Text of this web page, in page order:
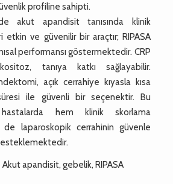
profiline sahipti.
akut apandisit tanısında klinik
etkin ve güvenilir bir araçtır; RIPASA
performansı göstermektedir. CRP
tanıya katkı sağlayabilir.
açık cerrahiye kıyasla kısa
ile güvenli bir seçenektir. Bu
hem klinik skorlama
laparoskopik cerrahinin güvenle
Akut apandisit, gebelik, RIPASA